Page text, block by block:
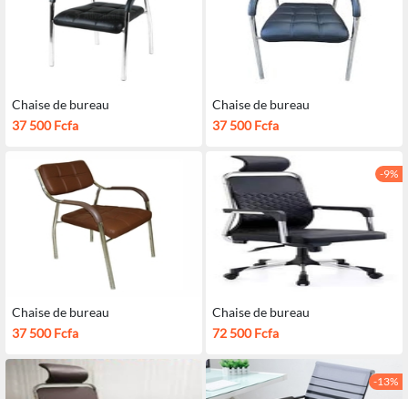
Chaise de bureau
37 500 Fcfa
Chaise de bureau
37 500 Fcfa
Chaise de bureau
37 500 Fcfa
-9%
Chaise de bureau
72 500 Fcfa
-13%